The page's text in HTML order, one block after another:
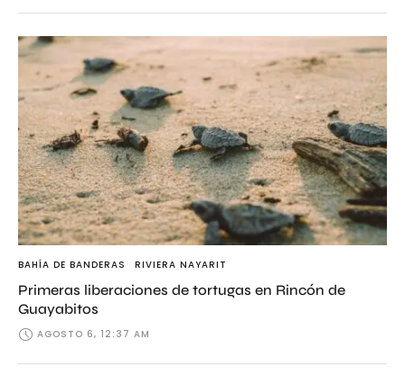
BAHÍA DE BANDERAS RIVIERA NAYARIT
Primeras liberaciones de tortugas en Rincón de
Guayabitos
AGOSTO 6, 12:37 AM